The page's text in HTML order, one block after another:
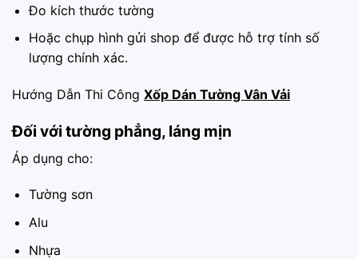
Đo kích thước tường
Hoặc chụp hình gửi shop để được hỗ trợ tính số
lượng chính xác.
Hướng Dẫn Thi Công Xốp Dán Tường Vân Vải
Đối với tường phẳng, láng mịn
Áp dụng cho:
Tường sơn
Alu
Nhựa